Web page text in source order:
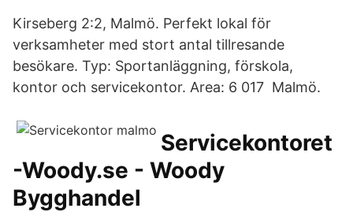
Kirseberg 2:2, Malmö. Perfekt lokal för
verksamheter med stort antal tillresande
besökare. Typ: Sportanläggning, förskola,
kontor och servicekontor. Area: 6 017 Malmö.
Servicekontoret
-Woody.se - Woody
Bygghandel